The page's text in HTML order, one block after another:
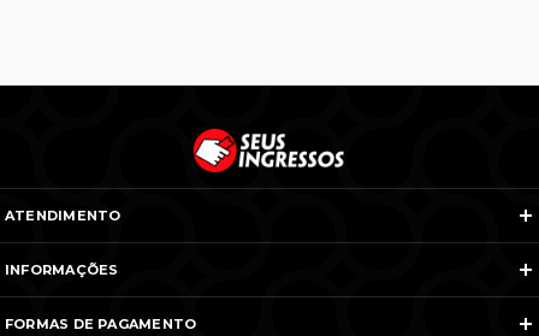
ATENDIMENTO
INFORMAÇÕES
FORMAS DE PAGAMENTO